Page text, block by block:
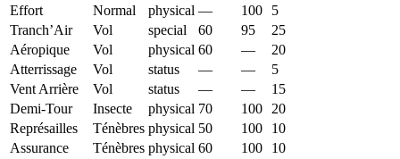
Effort
Normal physical — 100
5
Tranch’Air
Vol special 60 95
25
Aéropique
Vol physical 60 —
20
Atterrissage
Vol status — —
5
Vent Arrière
Vol status — —
15
Demi-Tour
Insecte physical 70 100
20
Représailles
Ténèbres physical 50 100
10
Assurance
Ténèbres physical 60 100
10